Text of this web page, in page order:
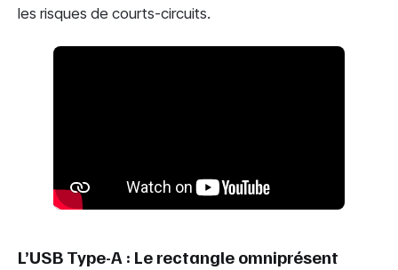
les risques de courts-circuits.
L’USB Type-A : Le rectangle omniprésent